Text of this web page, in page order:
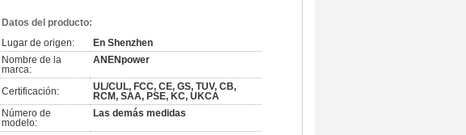
Datos del producto:
Lugar de origen:
En Shenzhen
Nombre de la
marca:
ANENpower
Certificación:
UL/CUL, FCC, CE, GS, TUV, CB,
RCM, SAA, PSE, KC, UKCA
Número de
modelo:
Las demás medidas